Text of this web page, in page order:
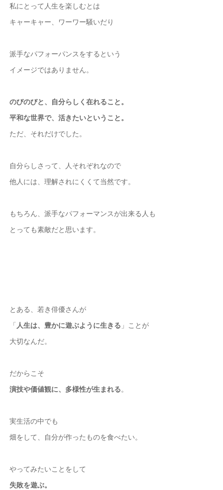
私にとって人生を楽しむとは
キャーキャー、ワーワー騒いだり
派手なパフォーパンスをするという
イメージではありません。
のびのびと、自分らしく在れること。
平和な世界で、活きたいということ。
ただ、それだけでした。
自分らしさって、人それぞれなので
他人には、理解されにくくて当然です。
もちろん、派手なパフォーマンスが出来る人も
とっても素敵だと思います。
とある、若き俳優さんが
「 人生は、豊かに遊ぶように生きる 」ことが
大切なんだ。
だからこそ
演技や価値観に、多様性が生まれる。
実生活の中でも
畑をして、自分が作ったものを食べたい。
やってみたいことをして
失敗を遊ぶ。